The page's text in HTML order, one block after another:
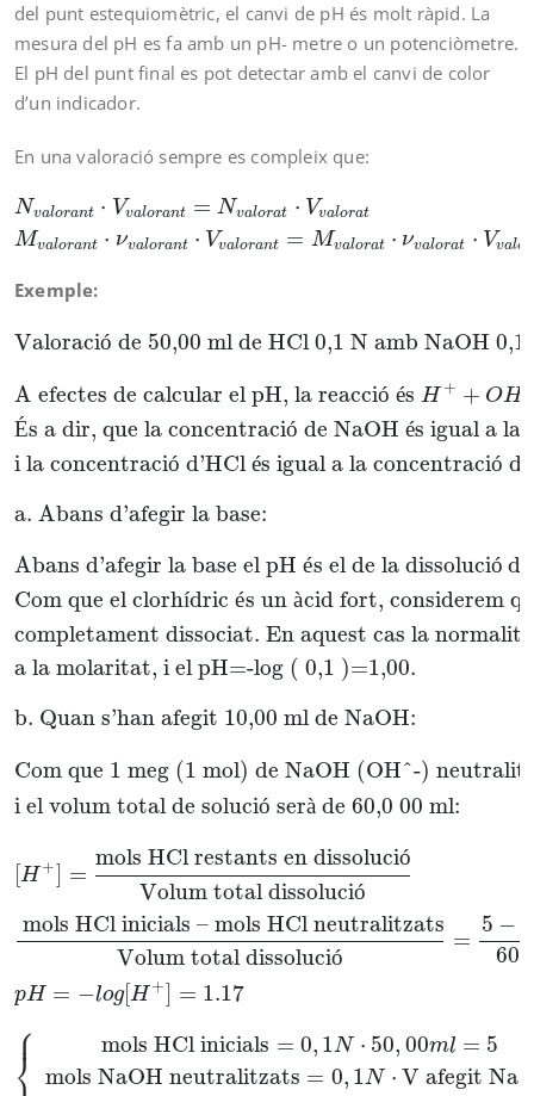
del punt estequiomètric, el canvi de pH és molt ràpid. La
mesura del pH es fa amb un pH- metre o un potenciòmetre.
El pH del punt final es pot detectar amb el canvi de color
d’un indicador.
En una valoració sempre es compleix que:
Nvalorant ⋅ Vvalorant = Nvalorat ⋅ Vvalorat
Mvalorant ⋅ νvalorant ⋅ Vvalorant = Mvalorat ⋅ νvalorat ⋅ Vvalo
Nv nt⋅ nt= ora
Exemple:
Valoració de 50,00 ml de HCl 0,1 N amb NaOH
A efectes de calcular el pH, la reacció és H + + OH
És a dir, que la concentració de NaOH és igual a la
i la concentració d’HCl és igual a la concentració
a. Abans d’afegir la base:
Abans d’afegir la base el pH és el de la dissolució
Com que el clorhídric és un àcid fort, considerem
completament dissociat. En aquest cas la
a la molaritat, i el pH=-log ( 0,1 )=1,00.
b. Quan s’han afegit 10,00 ml de NaOH:
Com que 1 meg (1 mol) de NaOH (OH^-)
i el volum total de solució serà de 60,0 00 ml:
[H +] =
mols HCl restants en dissolució
Volum total dissolució
mols HCl inicials – mols HCl neutralitzats
Volum total dissolució
=
5 −
60
pH = −log[ H + = 1.17
⎧
⎪
⎨ mols HCl inicials = 0, 1N ⋅ 50, 00ml = 5
mols NaOH neutralitzats = 0, 1N ⋅ V afegit
Valoració de 50,00 ml de HCl 0,1 N amb NaOH